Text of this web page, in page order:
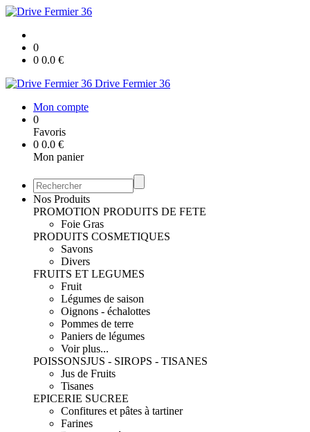
0
0 0.0 €
Drive Fermier 36
Mon compte
0
Favoris
0 0.0 €
Mon panier
Nos Produits
PROMOTION PRODUITS DE FETE
Foie Gras
PRODUITS COSMETIQUES
Savons
Divers
FRUITS ET LEGUMES
Fruit
Légumes de saison
Oignons - échalottes
Pommes de terre
Paniers de légumes
Voir plus...
POISSONSJUS - SIROPS - TISANES
Jus de Fruits
Tisanes
EPICERIE SUCREE
Confitures et pâtes à tartiner
Farines